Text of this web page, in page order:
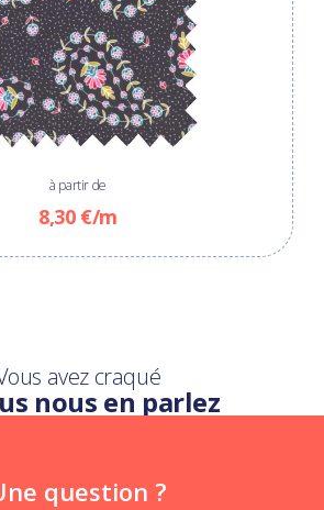
à partir de
8,30 €/m
avez craqué
nous en parlez
question ?